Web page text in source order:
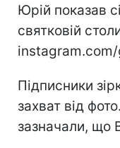
Юрій показав
святковій
Підписники
захват від
зазначали, що